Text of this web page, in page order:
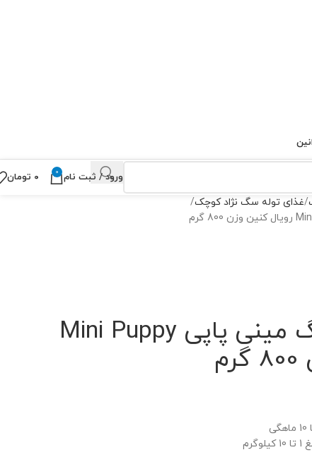
ورود / ثبت نام 0 ۰ تومان
غذای توله سگ نژاد کوچک
غذای خشک سگ مینی پاپی Mini Puppy